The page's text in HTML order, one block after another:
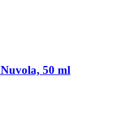
50 ml